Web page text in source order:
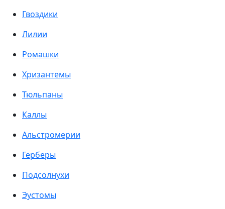
Гвоздики
Лилии
Ромашки
Хризантемы
Тюльпаны
Каллы
Альстромерии
Герберы
Подсолнухи
Эустомы